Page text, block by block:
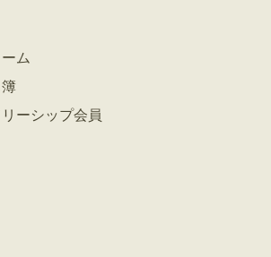
ム
ーシップ会員